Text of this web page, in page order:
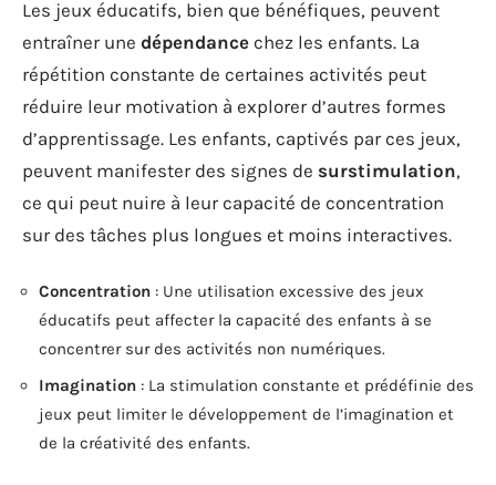
Les jeux éducatifs, bien que bénéfiques, peuvent
entraîner une dépendance chez les enfants. La
répétition constante de certaines activités peut
réduire leur motivation à explorer d’autres formes
d’apprentissage. Les enfants, captivés par ces jeux,
peuvent manifester des signes de surstimulation,
ce qui peut nuire à leur capacité de concentration
sur des tâches plus longues et moins interactives.
Concentration : Une utilisation excessive des jeux
éducatifs peut affecter la capacité des enfants à se
concentrer sur des activités non numériques.
Imagination : La stimulation constante et prédéfinie des
jeux peut limiter le développement de l’imagination et
de la créativité des enfants.